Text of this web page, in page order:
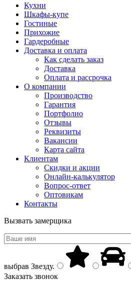
Кухни
Шкафы-купе
Гостиные
Прихожие
Гардеробные
Доставка и оплата
Как сделать заказ
Доставка
Оплата и рассрочка
О компании
Производство
Гарантия
Портфолио
Отзывы
Реквизиты
Вакансии
Карта сайта
Клиентам
Скидки и акции
Онлайн-калькулятор
Вопрос-ответ
Оптовикам
Контакты
Вызвать замерщика
выбрав Звезду.
Заказать звонок